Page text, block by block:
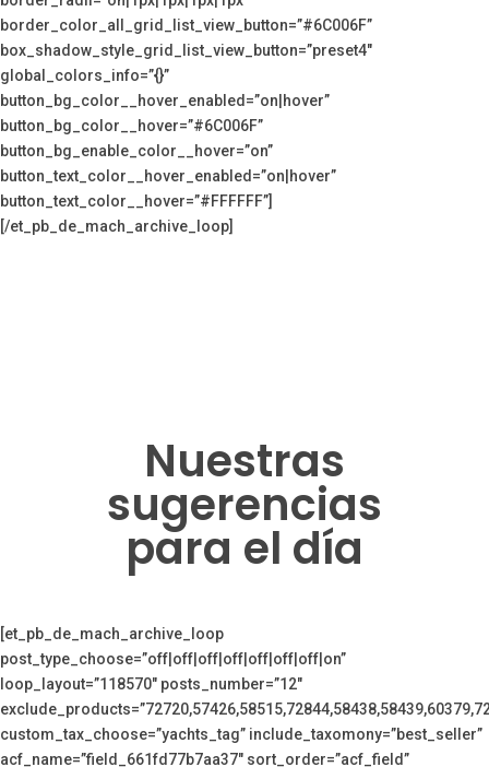
border_color_all_grid_list_view_button=”#6C006F”
box_shadow_style_grid_list_view_button=”preset4″
global_colors_info=”{}”
button_bg_color__hover_enabled=”on|hover”
button_bg_color__hover=”#6C006F”
button_bg_enable_color__hover=”on”
button_text_color__hover_enabled=”on|hover”
button_text_color__hover=”#FFFFFF”]
[/et_pb_de_mach_archive_loop]
Nuestras
sugerencias
para el día
[et_pb_de_mach_archive_loop
post_type_choose=”off|off|off|off|off|off|off|on”
loop_layout=”118570″ posts_number=”12″
custom_tax_choose=”yachts_tag” include_taxomony=”best_seller”
acf_name=”field_661fd77b7aa37″ sort_order=”acf_field”